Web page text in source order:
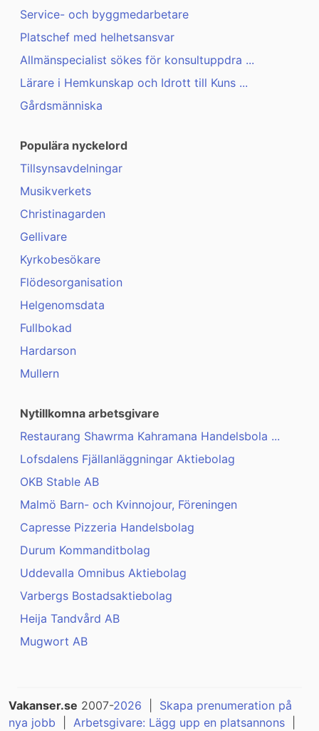
Service- och byggmedarbetare
Platschef med helhetsansvar
Allmänspecialist sökes för konsultuppdra ...
Lärare i Hemkunskap och Idrott till Kuns ...
Gårdsmänniska
Populära nyckelord
Tillsynsavdelningar
Musikverkets
Christinagarden
Gellivare
Kyrkobesökare
Flödesorganisation
Helgenomsdata
Fullbokad
Hardarson
Mullern
Nytillkomna arbetsgivare
Restaurang Shawrma Kahramana Handelsbola ...
Lofsdalens Fjällanläggningar Aktiebolag
OKB Stable AB
Malmö Barn- och Kvinnojour, Föreningen
Capresse Pizzeria Handelsbolag
Durum Kommanditbolag
Uddevalla Omnibus Aktiebolag
Varbergs Bostadsaktiebolag
Heija Tandvård AB
Mugwort AB
Vakanser.se 2007-2026
Skapa prenumeration på
nya jobb
Arbetsgivare: Lägg upp en platsannons